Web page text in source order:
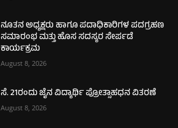
ನೂತನ ಅಧ್ಯಕ್ಷರು ಹಾಗೂ ಪದಾಧಿಕಾರಿಗಳ ಪದಗ್ರಹಣ
ಸಮಾರಂಭ ಮತ್ತು ಹೊಸ ಸದಸ್ಯರ ಸೇರ್ಪಡೆ
ಕಾರ್ಯಕ್ರಮ
August 8, 2026
ಸೆ. 21ರಂದು ಜೈನ ವಿದ್ಯಾರ್ಥಿ ಪ್ರೋತ್ಸಾಹಧನ ವಿತರಣೆ
August 8, 2026